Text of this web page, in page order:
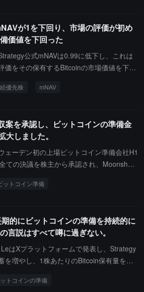
が1を下回り、市場の評価が初め
価値を下回った
公式mNAVは0.99に低下し、これは
価をその保有するBitcoinの市場価値を下回
のディスカウントとなっています。
優先株 mNAV
案を承認し、ビットコインの準備金
大しました。
ェーデン初の上場ビットコイン準備会社H1
ての決議を株主から承認され、Moonshot
完了した後、H100のビットコイン準備
ットコイン準備
的にビットコインの準備を持続的に
言説はすべて噂に過ぎない。
はXプラットフォームで発表し、Strategy
を増やし、1株あたりのBitcoin保有量を増
トコインの準備